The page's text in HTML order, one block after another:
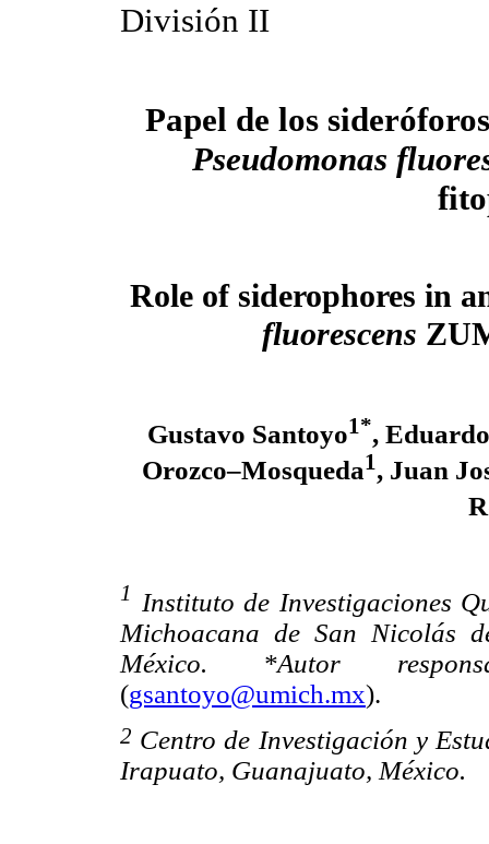
División II
Papel de los
Pseudomonas
Role of siderophores in
fluorescens
Gustavo Santoyo1*,
Orozco–Mosqueda1, Juan
1
Instituto de Investigaciones
Michoacana de San Nicolás
México. *Autor
(gsantoyo@umich.mx).
2 Centro de Investigación y
Irapuato, Guanajuato, México.